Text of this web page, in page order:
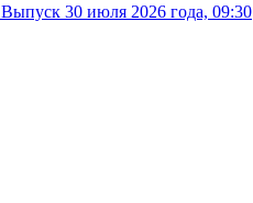
30 июля 2026 года, 09:30